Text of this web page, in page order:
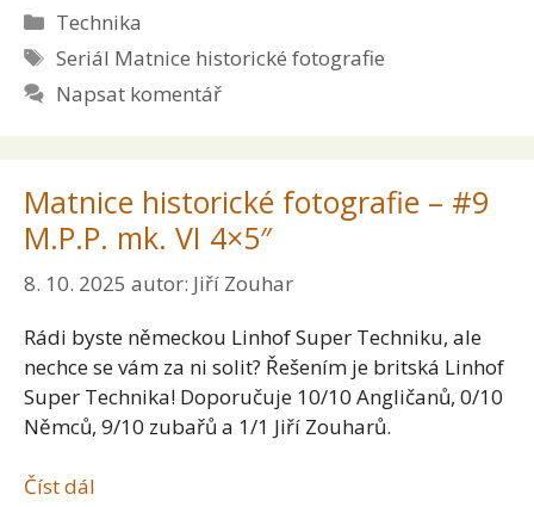
Rubriky
Technika
Štítky
Seriál Matnice historické fotografie
Napsat komentář
Matnice historické fotografie – #9
M.P.P. mk. VI 4×5″
8. 10. 2025 autor: Jiří Zouhar
Rádi byste německou Linhof Super Techniku, ale
nechce se vám za ni solit? Řešením je britská Linhof
Super Technika! Doporučuje 10/10 Angličanů, 0/10
Němců, 9/10 zubařů a 1/1 Jiří Zouharů.
Číst dál